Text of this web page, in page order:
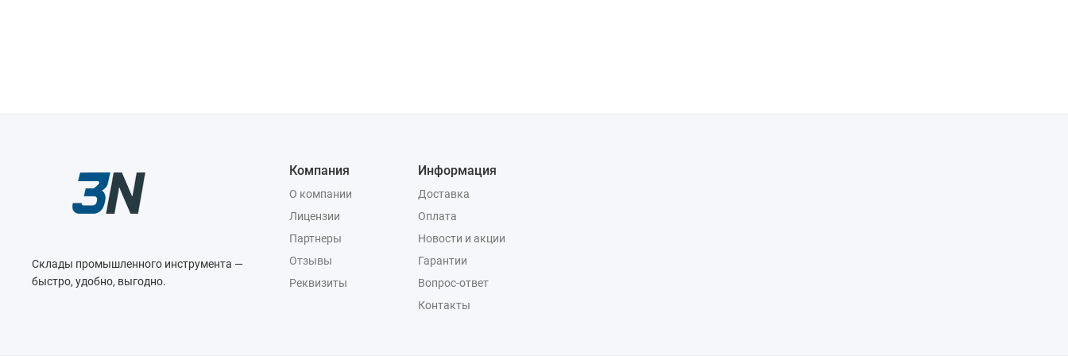
Склады промышленного инструмента —
быстро, удобно, выгодно.
Компания
О компании
Лицензии
Партнеры
Отзывы
Реквизиты
Информация
Доставка
Оплата
Новости и акции
Гарантии
Вопрос-ответ
Контакты